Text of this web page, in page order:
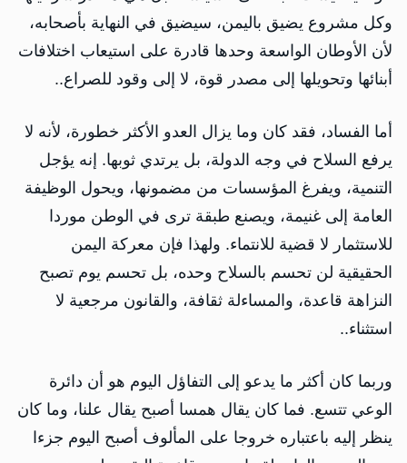
وكل مشروع يضيق باليمن، سيضيق في النهاية بأصحابه،
لأن الأوطان الواسعة وحدها قادرة على استيعاب اختلافات
أبنائها وتحويلها إلى مصدر قوة، لا إلى وقود للصراع..
أما الفساد، فقد كان وما يزال العدو الأكثر خطورة، لأنه لا
يرفع السلاح في وجه الدولة، بل يرتدي ثوبها. إنه يؤجل
التنمية، ويفرغ المؤسسات من مضمونها، ويحول الوظيفة
العامة إلى غنيمة، ويصنع طبقة ترى في الوطن موردا
للاستثمار لا قضية للانتماء. ولهذا فإن معركة اليمن
الحقيقية لن تحسم بالسلاح وحده، بل تحسم يوم تصبح
النزاهة قاعدة، والمساءلة ثقافة، والقانون مرجعية لا
استثناء..
وربما كان أكثر ما يدعو إلى التفاؤل اليوم هو أن دائرة
الوعي تتسع. فما كان يقال همسا أصبح يقال علنا، وما كان
ينظر إليه باعتباره خروجا على المألوف أصبح اليوم جزءا